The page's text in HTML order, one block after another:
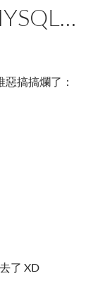
搞搞爛了：
了 XD